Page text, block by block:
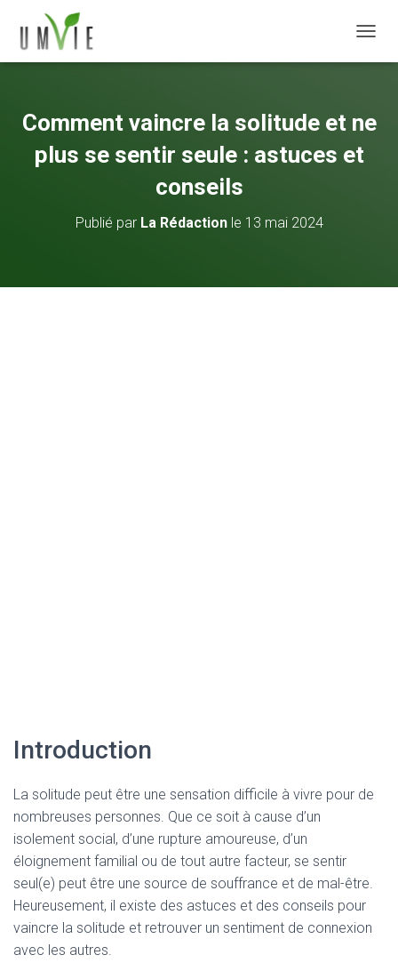
Comment vaincre la solitude et ne
plus se sentir seule : astuces et
conseils
Publié par La Rédactionle 13 mai 2024
Introduction
La solitude peut être une sensation difficile à vivre pour de
nombreuses personnes. Que ce soit à cause d’un
isolement social, d’une rupture amoureuse, d’un
éloignement familial ou de tout autre facteur, se sentir
seul(e) peut être une source de souffrance et de mal-être.
Heureusement, il existe des astuces et des conseils pour
vaincre la solitude et retrouver un sentiment de connexion
avec les autres.